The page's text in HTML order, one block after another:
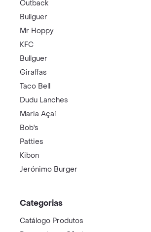
Outback
Bullguer
Mr Hoppy
KFC
Bullguer
Giraffas
Taco Bell
Dudu Lanches
Maria Açaí
Bob's
Patties
Kibon
Jerónimo Burger
Categorias
Catálogo Produtos